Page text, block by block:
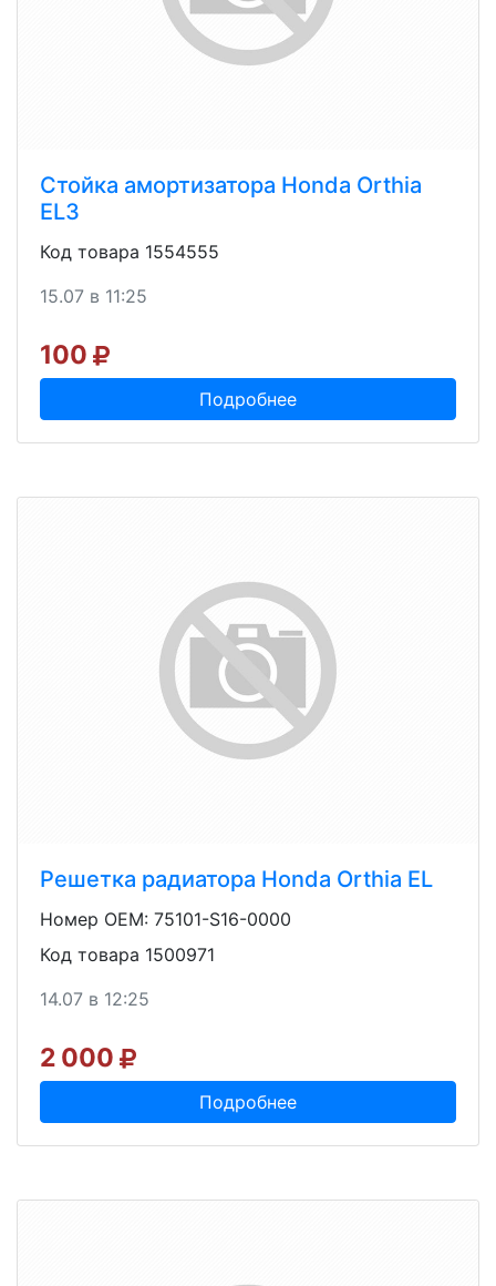
Стойка амортизатора Honda Orthia
EL3
Код товара 1554555
15.07 в 11:25
100
Подробнее
Решетка радиатора Honda Orthia EL
Номер OEM: 75101-S16-0000
Код товара 1500971
14.07 в 12:25
2 000
Подробнее